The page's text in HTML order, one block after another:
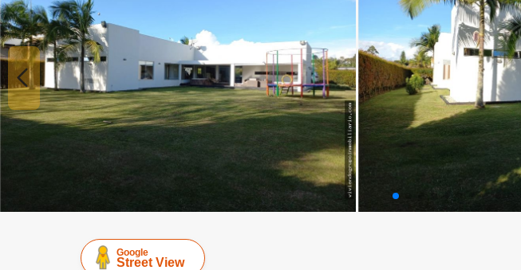
Google
Street View